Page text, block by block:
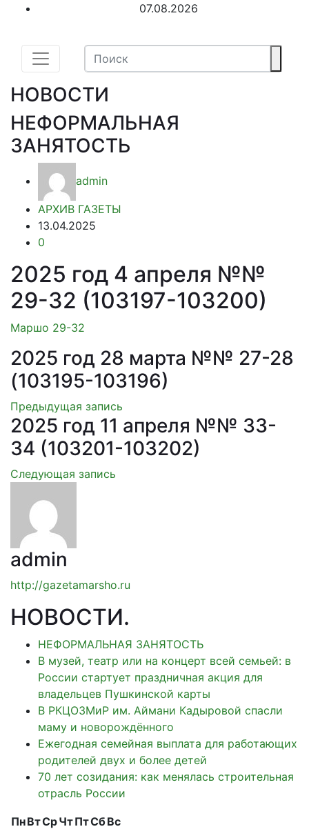
07.08.2026
НОВОСТИ
НЕФОРМАЛЬНАЯ
ЗАНЯТОСТЬ
admin
АРХИВ ГАЗЕТЫ
13.04.2025
0
2025 год 4 апреля №№
29-32 (103197-103200)
Маршо 29-32
2025 год 28 марта №№ 27-28
(103195-103196)
Предыдущая запись
2025 год 11 апреля №№ 33-
34 (103201-103202)
Следующая запись
admin
http://gazetamarsho.ru
НОВОСТИ.
НЕФОРМАЛЬНАЯ ЗАНЯТОСТЬ
В музей, театр или на концерт всей семьей: в
России стартует праздничная акция для
владельцев Пушкинской карты
В РКЦОЗМиР им. Аймани Кадыровой спасли
маму и новорождённого
Ежегодная семейная выплата для работающих
родителей двух и более детей
70 лет созидания: как менялась строительная
отрасль России
ПнВтСрЧтПтСбВс